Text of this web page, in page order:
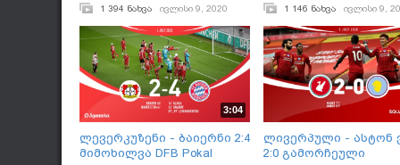
მომენტები Premier League
1 394 ნახვა ივლისი 9, 2020
Premier League
1 146 ნახვა ივლისი 9,
3:04
ლევერკუზენი - ბაიერნი 2:4
მიმოხილვა DFB Pokal
ლივერპული - ასტონ
2:0 გამორჩეული